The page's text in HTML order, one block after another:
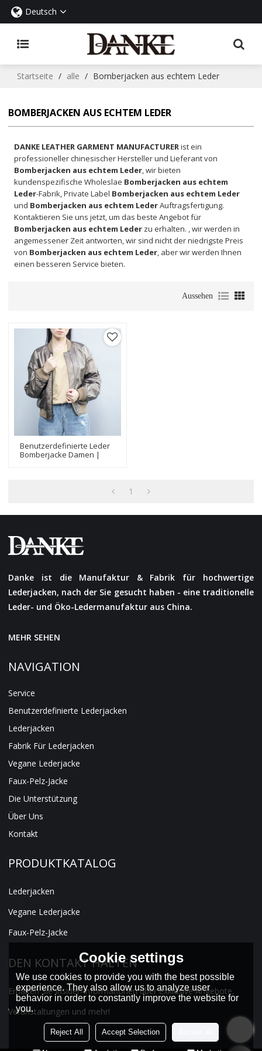
Deutsch
Startseite / alle / Bomberjacken aus echtem Leder
BOMBERJACKEN AUS ECHTEM LEDER
DANKE LEATHER GARMENT MANUFACTURERist ein
professioneller chinesischer Hersteller und Lieferant von
Bomberjacken aus echtem Leder, wir bieten
kundenspezifische Wholeslae Bomberjacken aus echtem
Leder-Fabrik, Private Label Bomberjacken aus echtem Leder
und Bomberjacken aus echtem LederAuftragsfertigung.
Kontaktieren Sie uns jetzt, um das beste Angebot für
Bomberjacken aus echtem Leder zu erhalten. , wir werden in
angemessener Zeit antworten, wir sind nicht der niedrigste Preis
von Bomberjacken aus echtem Leder, aber wir werden Ihnen
einen besseren Service bieten.
Aussehen
Benutzerdefinierte Leder
Bomberjacke Damen |
1
Danke ist die Manufaktur & Fabrik für hochwertige
Lederjacken, nach der Sie gesucht haben - eine traditionelle
Leder- und Öko-Ledermanufaktur aus China.
MEHR SEHEN
NAVIGATION
Service
Benutzerdefinierte Lederjacken
Lederjacken
Fabrik Für Lederjacken
Vegane Lederjacke
Faux-Pelz-Jacke
Die Unterstützung
Über Uns
Kontakt
PRODUKTKATALOG
Lederjacken
Vegane Lederjacke
Faux-Pelz-Jacke
DEN KONTAKT HALTEN
Erhalten Sie Insider-Informationen über exklusive Angebote,
Veranstaltungen und mehr!
Cookie settings
We use cookies to provide you with the best possible
experience. They also allow us to analyze user
behavior in order to constantly improve the website for
you.
Reject All Accept Selection